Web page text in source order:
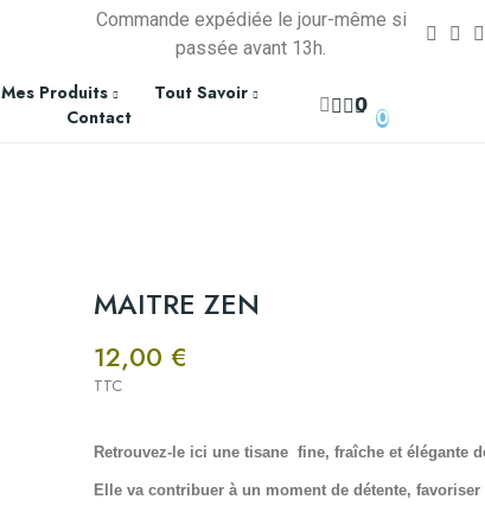
Commande expédiée le jour-même si
passée avant 13h.
Mes Produits
Tout Savoir
Contact
0 0
MAITRE ZEN
12,00 €
TTC
Retrouvez-le ici une tisane fine, fraîche et élégante
Elle va contribuer à un moment de détente,